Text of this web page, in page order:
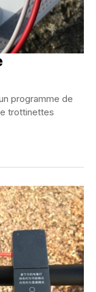
programme de
trottinettes